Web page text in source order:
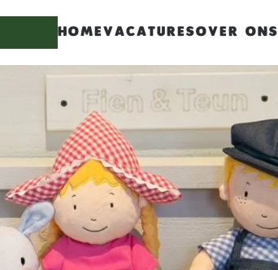
HOME VACATURESOVER ONS